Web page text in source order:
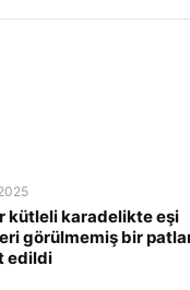
kütleli karadelikte eşi
görülmemiş bir
edildi